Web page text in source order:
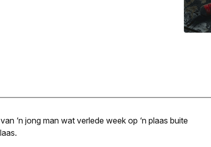
‘n jong man wat verlede week op ‘n plaas buite